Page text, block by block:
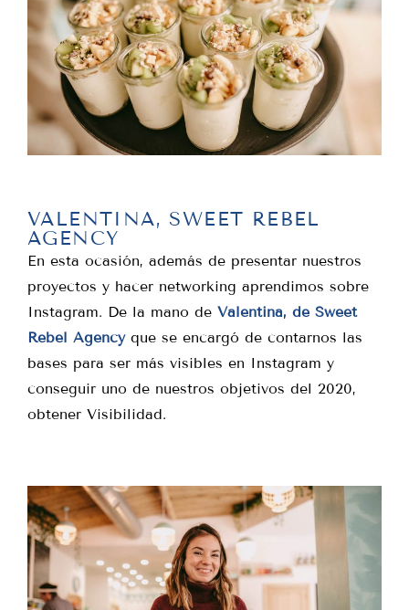
VALENTINA, SWEET REBEL
AGENCY
En esta ocasión, además de presentar nuestros
proyectos y hacer networking aprendimos sobre
Instagram. De la mano de Valentina, de Sweet
Rebel Agency que se encargó de contarnos las
bases para ser más visibles en Instagram y
conseguir uno de nuestros objetivos del 2020,
obtener Visibilidad.